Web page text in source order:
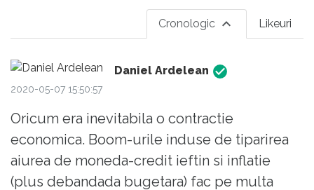
Likeuri
Cronologic
Daniel Ardelean
2020-05-07 15:50:57
Oricum era inevitabila o contractie
economica. Boom-urile induse de tiparirea
aiurea de moneda-credit ieftin si inflatie
(plus debandada bugetara) fac pe multa